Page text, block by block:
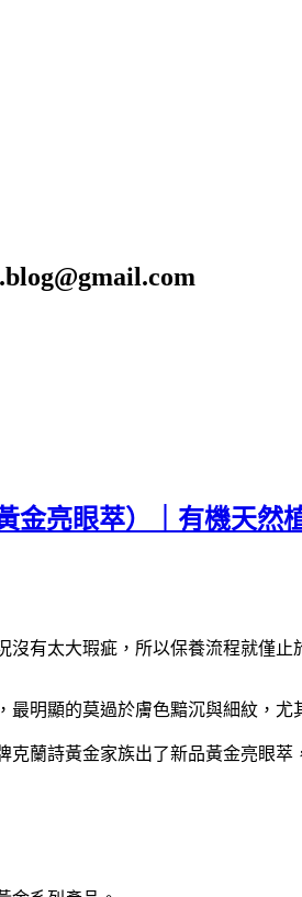
亮眼萃）｜有機天然
有太大瑕疵，所以保養流程就僅止
明顯的莫過於膚色黯沉與細紋，尤
蘭詩黃金家族出了新品黃金亮眼